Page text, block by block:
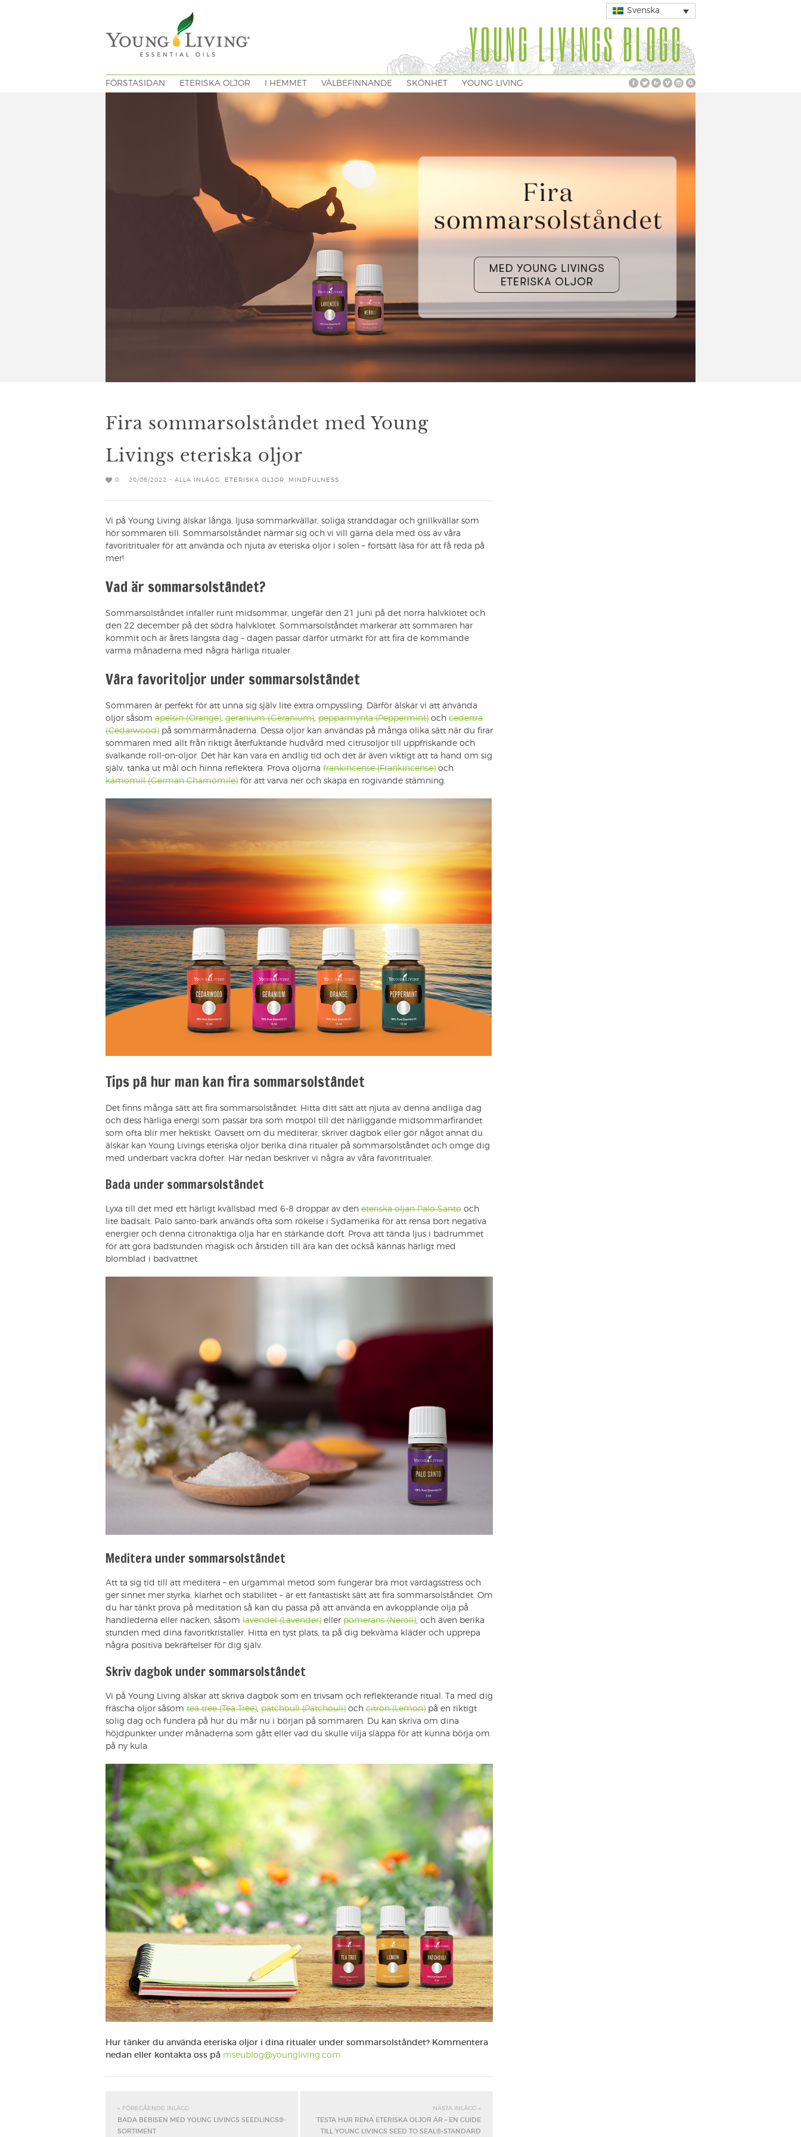
Svenska
YOUNG LIVINGS BLOGG
FÖRSTASIDAN ETERISKA OLJOR I HEMMET VÄLBEFINNANDE SKÖNHET YOUNG LIVING
Fira sommarsolståndet med Young
Livings eteriska oljor
0 20/06/2022 - ALLA INLÄGG ETERISKA OLJOR MINDFULNESS
Vi på Young Living älskar långa, ljusa sommarkvällar, soliga stranddagar och grillkvällar som
hör sommaren till. Sommarsolståndet närmar sig och vi vill gärna dela med oss av våra
favoritritualer för att använda och njuta av eteriska oljor i solen – fortsätt läsa för att få reda på
mer!
Vad är sommarsolståndet?
Sommarsolståndet infaller runt midsommar, ungefär den 21 juni på det norra halvklotet och
den 22 december på det södra halvklotet. Sommarsolståndet markerar att sommaren har
kommit och är årets längsta dag – dagen passar därför utmärkt för att fira de kommande
varma månaderna med några härliga ritualer.
Våra favoritoljor under sommarsolståndet
Sommaren är perfekt för att unna sig själv lite extra ompyssling. Därför älskar vi att använda
oljor såsom apelsin (Orange) geranium (Geranium) pepparmynta (Peppermint) och cederträ
(Cedarwood) på sommarmånaderna. Dessa oljor kan användas på många olika sätt när du firar
sommaren med allt från riktigt återfuktande hudvård med citrusoljor till uppfriskande och
svalkande roll-on-oljor. Det här kan vara en andlig tid och det är även viktigt att ta hand om sig
själv, tänka ut mål och hinna reflektera. Prova oljorna frankincense (Frankincense) och
kamomill (German Chamomile) för att varva ner och skapa en rogivande stämning.
Tips på hur man kan fira sommarsolståndet
Det finns många sätt att fira sommarsolståndet. Hitta ditt sätt att njuta av denna andliga dag
och dess härliga energi som passar bra som motpol till det närliggande midsommarfirandet
som ofta blir mer hektiskt. Oavsett om du mediterar, skriver dagbok eller gör något annat du
älskar kan Young Livings eteriska oljor berika dina ritualer på sommarsolståndet och omge dig
med underbart vackra dofter. Här nedan beskriver vi några av våra favoritritualer:
Bada under sommarsolståndet
Lyxa till det med ett härligt kvällsbad med 6-8 droppar av den eteriska oljan Palo Santo och
lite badsalt. Palo santo-bark används ofta som rökelse i Sydamerika för att rensa bort negativa
energier och denna citronaktiga olja har en stärkande doft. Prova att tända ljus i badrummet
för att göra badstunden magisk och årstiden till ära kan det också kännas härligt med
blomblad i badvattnet.
Meditera under sommarsolståndet
Att ta sig tid till att meditera – en urgammal metod som fungerar bra mot vardagsstress och
ger sinnet mer styrka, klarhet och stabilitet – är ett fantastiskt sätt att fira sommarsolståndet. Om
du har tänkt prova på meditation så kan du passa på att använda en avkopplande olja på
handlederna eller nacken, såsom lavendel (Lavender) eller pomerans (Neroli) , och även berika
stunden med dina favoritkristaller. Hitta en tyst plats, ta på dig bekväma kläder och upprepa
några positiva bekräftelser för dig själv.
Skriv dagbok under sommarsolståndet
Vi på Young Living älskar att skriva dagbok som en trivsam och reflekterande ritual. Ta med dig
fräscha oljor såsom tea tree (Tea Tree) patchouli (Patchouli) och citron (Lemon) på en riktigt
solig dag och fundera på hur du mår nu i början på sommaren. Du kan skriva om dina
höjdpunkter under månaderna som gått eller vad du skulle vilja släppa för att kunna börja om
på ny kula.
Hur tänker du använda eteriska oljor i dina ritualer under sommarsolståndet? Kommentera
nedan eller kontakta oss på mseublog@youngliving.com
« FÖREGÅENDE INLÄGG
BADA BEBISEN MED YOUNG LIVINGS SEEDLINGS®-
SORTIMENT
NÄSTA INLÄGG »
TESTA HUR RENA ETERISKA OLJOR ÄR – EN GUIDE
TILL YOUNG LIVINGS SEED TO SEAL®-STANDARD